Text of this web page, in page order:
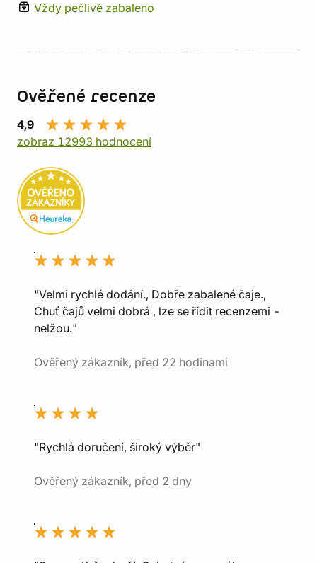
Vždy pečlivě zabaleno
Ověřené recenze
4,9
zobraz 12993 hodnocení
"Velmi rychlé dodání., Dobře zabalené čaje.,
Chuť čajů velmi dobrá , lze se řídit recenzemi -
nelžou."
Ověřený zákazník, před 22 hodinami
"Rychlá doručení, široký výběr"
Ověřený zákazník, před 2 dny